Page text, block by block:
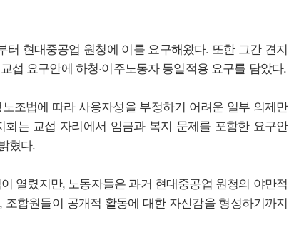
현대중공업 원청에 이를 요구해왔다. 또한 그간 견지
섭 요구안에 하청·이주노동자 동일적용 요구를 담았다.
조법에 따라 사용자성을 부정하기 어려운 일부 의제만
는 교섭 자리에서 임금과 복지 문제를 포함한 요구안
혔다.
열렸지만, 노동자들은 과거 현대중공업 원청의 야만적
합원들이 공개적 활동에 대한 자신감을 형성하기까지